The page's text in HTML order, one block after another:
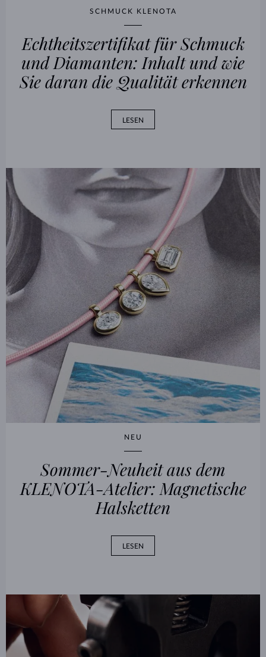
SCHMUCK KLENOTA
Echtheitszertifikat für Schmuck
und Diamanten: Inhalt und wie
Sie daran die Qualität erkennen
LESEN
NEU
Sommer-Neuheit aus dem
KLENOTA-Atelier: Magnetische
Halsketten
LESEN